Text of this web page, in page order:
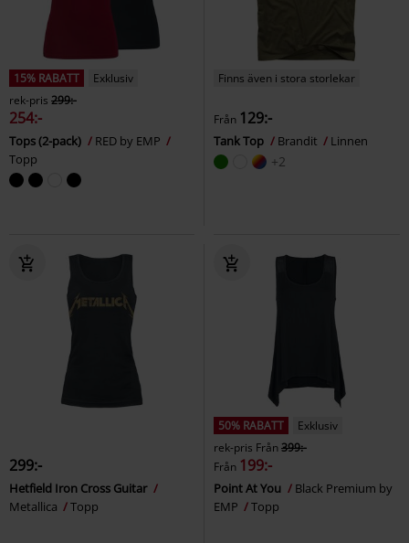
15% RABATT
Exklusiv
rek-pris 299:-
254:-
Tops (2-pack)
RED by EMP
Topp
Finns även i stora storlekar
Från 129:-
Tank Top Brandit Linnen
+2
299:-
Hetfield Iron Cross Guitar
Metallica
Topp
50% RABATT
Exklusiv
rek-pris Från399:-
Från 199:-
Point At You
Black Premium by
EMP
Topp